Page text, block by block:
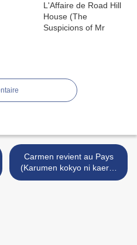
Carmen revient au Pays
(Karumen kokyo ni kaeru)
(1951) de Keisuke Kinoshita